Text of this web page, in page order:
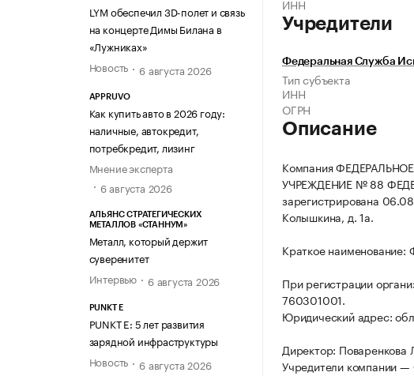
LYM обеспечил 3D-полет и связь
на концерте Димы Билана в
«Лужниках»
Новость
6 августа 2026
APPRUVO
Как купить авто в 2026 году:
наличные, автокредит,
потребкредит, лизинг
Мнение эксперта
6 августа 2026
АЛЬЯНС СТРАТЕГИЧЕСКИХ
МЕТАЛЛОВ «СТАННУМ»
Металл, который держит
суверенитет
Интервью
6 августа 2026
PUNKT E
PUNKT E: 5 лет развития
зарядной инфраструктуры
Новость
6 августа 2026
ИНН
Учредители
Федеральная Служба
Тип субъекта
ИНН
ОГРН
Описание
Компания
УЧРЕЖДЕНИЕ № 88
зарегистрирована
Колышкина, д. 1а.
Краткое
При регистрации
760301001.
Юридический адрес:
Директор: Поваренкова
Учредители компании